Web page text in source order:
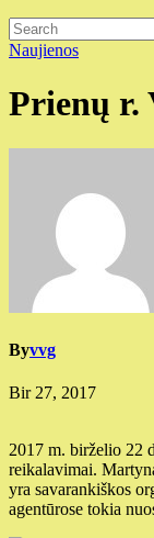
Naujienos
Prienų r.
Byvvg
Bir 27, 2017
2017 m. birželio 22
reikalavimai.
yra savarankiškos
agentūrose tokia